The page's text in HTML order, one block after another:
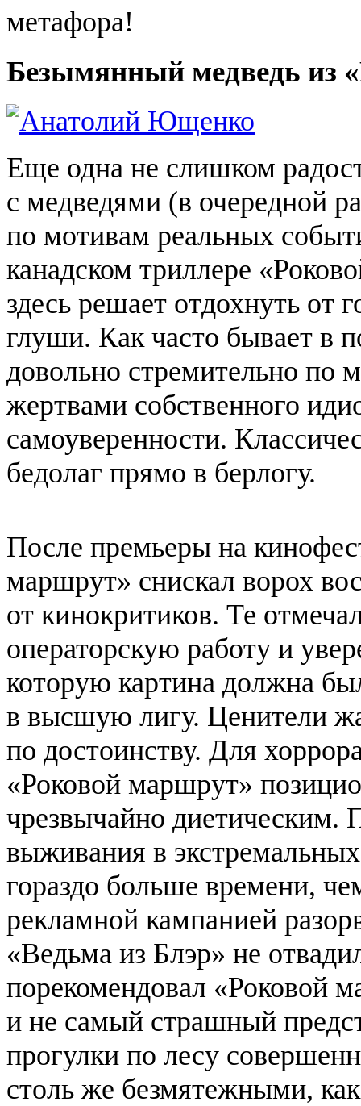
метафора!
Безымянный медведь из
Еще одна не слишком
с медведями (в очередной
по мотивам реальных
канадском триллере
здесь решает отдохнуть от
глуши. Как часто бывает в
довольно стремительно по
жертвами собственного
самоуверенности.
бедолаг прямо в берлогу.
После премьеры на
маршрут» снискал ворох
от кинокритиков. Те
операторскую работу и
которую картина должна
в высшую лигу. Ценители
по достоинству. Для
«Роковой маршрут»
чрезвычайно диетическим.
выживания в
гораздо больше времени,
рекламной кампанией
«Ведьма из Блэр» не
порекомендовал «Роковой
и не самый страшный
прогулки по лесу
столь же безмятежными,